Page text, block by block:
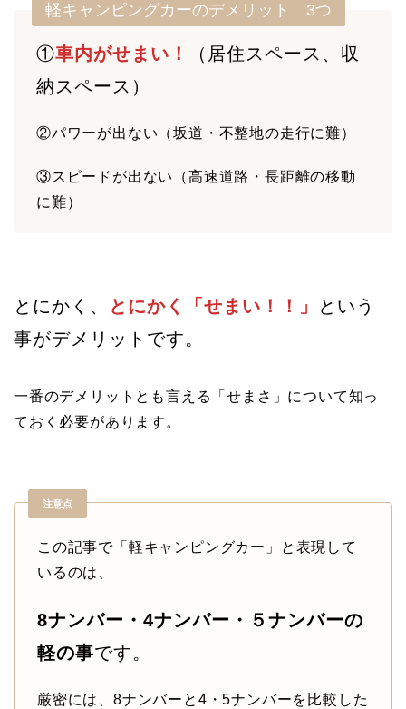
軽キャンピングカーのデメリット 3つ
①車内がせまい！
（居住スペース、収
納スペース）
②パワーが出ない（坂道・不整地の走行に難）
③スピードが出ない（高速道路・長距離の移動
に難）
とにかく、 とにかく「せまい！！」
という
事がデメリットです。
一番のデメリットとも言える「せまさ」について知っ
ておく必要があります。
注意点
この記事で「軽キャンピングカー」と表現して
いるのは、
8ナンバー・4ナンバー・５ナンバーの
軽の事です。
厳密には、8ナンバーと4・5ナンバーを比較した